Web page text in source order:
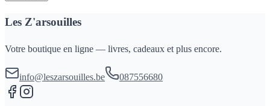
Les Z'arsouilles
Votre boutique en ligne — livres, cadeaux et plus encore.
info@leszarsouilles.be 087556680